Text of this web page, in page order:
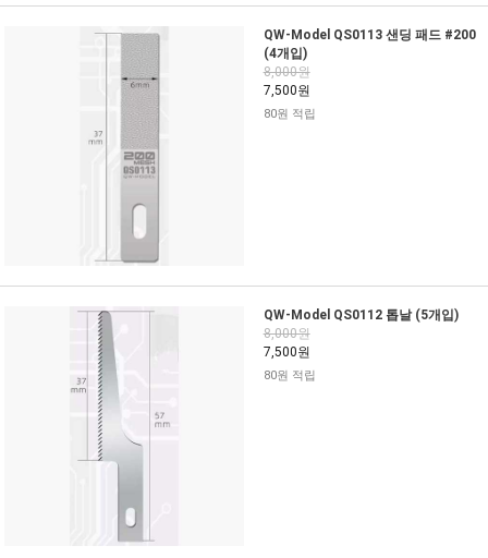
QW-Model QS0113 샌딩 패드 #200
(4개입)
8,000원
7,500원
80원 적립
QW-Model QS0112 톱날 (5개입)
8,000원
7,500원
80원 적립